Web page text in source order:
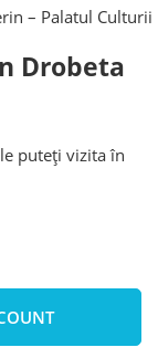
Drobeta
puteți vizita în